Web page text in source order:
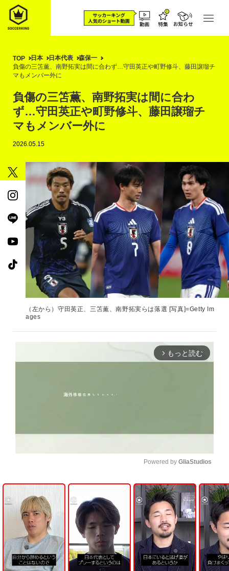
TOP 日本 日本代表
森保一
負傷の三笘薫、南野拓実は間に合わず…守田英正や町野修斗、藤田譲瑠チ
マもメンバー外に
負傷の三笘薫、南野拓実は間に合わ
ず…守田英正や町野修斗、藤田譲瑠チ
マもメンバー外に
2026.05.15
（左から）守田英正、三笘薫、南野拓実らは落選 [写真]=Getty Im
ages
arrow_forward_ios もっと読む
U
n
m
u
t
e
Powered by GliaStudios